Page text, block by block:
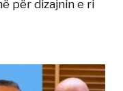
për dizajnin e ri